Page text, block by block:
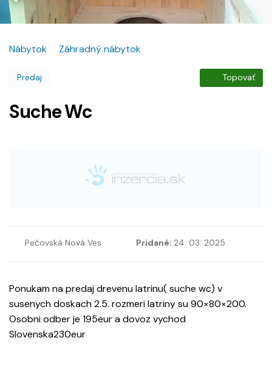
Nábytok Záhradný nábytok
Predaj Topovať
Suche Wc
Pečovská Nová Ves Pridané: 24. 03. 2025
Ponukam na predaj drevenu latrinu( suche wc) v
susenych doskach 2.5. rozmeri latriny su 90×80×200.
Osobni odber je 195eur a dovoz vychod
Slovenska230eur